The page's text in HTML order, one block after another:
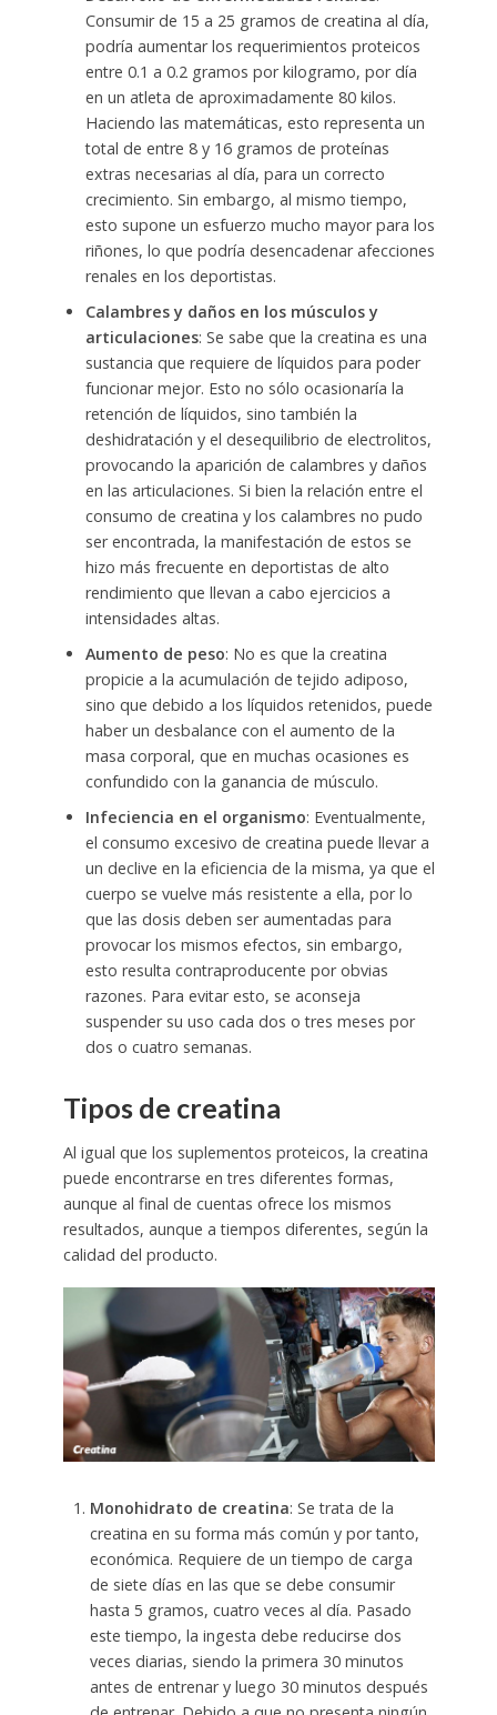
Consumir de 15 a 25 gramos de creatina al día,
podría aumentar los requerimientos proteicos
entre 0.1 a 0.2 gramos por kilogramo, por día
en un atleta de aproximadamente 80 kilos.
Haciendo las matemáticas, esto representa un
total de entre 8 y 16 gramos de proteínas
extras necesarias al día, para un correcto
crecimiento. Sin embargo, al mismo tiempo,
esto supone un esfuerzo mucho mayor para los
riñones, lo que podría desencadenar afecciones
renales en los deportistas.
Calambres y daños en los músculos y
articulaciones: Se sabe que la creatina es una
sustancia que requiere de líquidos para poder
funcionar mejor. Esto no sólo ocasionaría la
retención de líquidos, sino también la
deshidratación y el desequilibrio de electrolitos,
provocando la aparición de calambres y daños
en las articulaciones. Si bien la relación entre el
consumo de creatina y los calambres no pudo
ser encontrada, la manifestación de estos se
hizo más frecuente en deportistas de alto
rendimiento que llevan a cabo ejercicios a
intensidades altas.
Aumento de peso: No es que la creatina
propicie a la acumulación de tejido adiposo,
sino que debido a los líquidos retenidos, puede
haber un desbalance con el aumento de la
masa corporal, que en muchas ocasiones es
confundido con la ganancia de músculo.
Infeciencia en el organismo: Eventualmente,
el consumo excesivo de creatina puede llevar a
un declive en la eficiencia de la misma, ya que el
cuerpo se vuelve más resistente a ella, por lo
que las dosis deben ser aumentadas para
provocar los mismos efectos, sin embargo,
esto resulta contraproducente por obvias
razones. Para evitar esto, se aconseja
suspender su uso cada dos o tres meses por
dos o cuatro semanas.
Tipos de creatina
Al igual que los suplementos proteicos, la creatina
puede encontrarse en tres diferentes formas,
aunque al final de cuentas ofrece los mismos
resultados, aunque a tiempos diferentes, según la
calidad del producto.
Monohidrato de creatina: Se trata de la
creatina en su forma más común y por tanto,
económica. Requiere de un tiempo de carga
de siete días en las que se debe consumir
hasta 5 gramos, cuatro veces al día. Pasado
este tiempo, la ingesta debe reducirse dos
veces diarias, siendo la primera 30 minutos
antes de entrenar y luego 30 minutos después